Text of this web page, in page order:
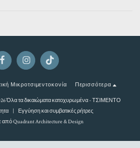
Μικροτσιμεντοκονία Περισσότερα
Όλα τα δικαιώματα κατοχυρωμένα -ΤΣΙΜΕΝΤΟ
| Εγγύηση και συμβατικές ρήτρες
απόQuadrant Architecture & Design